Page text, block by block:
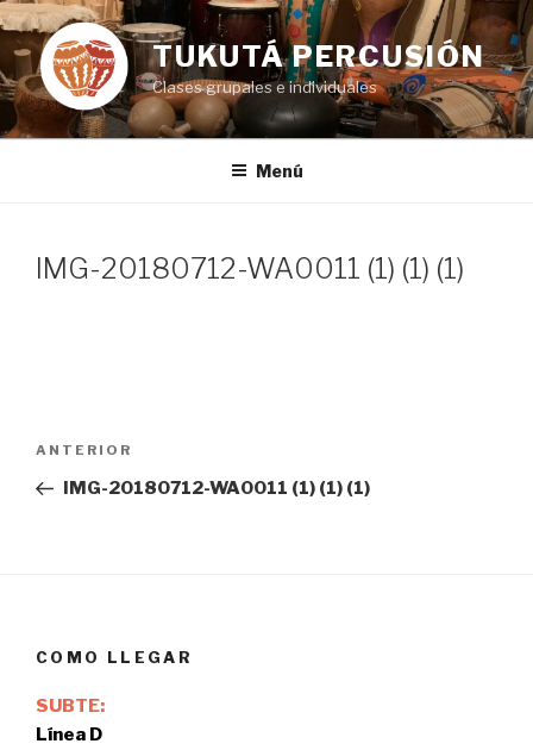
Ir
contenido
TUKUTÁ PERCUSIÓN
Clases grupales e individuales
Menú
IMG-20180712-WA0011 (1) (1) (1)
entradas
Entrada
anterior:
ANTERIOR
IMG-20180712-WA0011 (1) (1) (1)
COMO LLEGAR
SUBTE:
Línea D